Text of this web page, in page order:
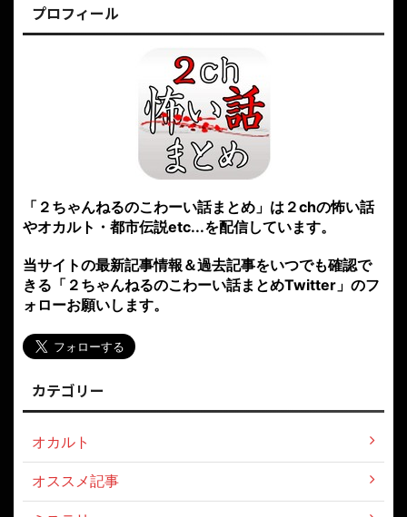
プロフィール
「２ちゃんねるのこわーい話まとめ」は２chの怖い話
やオカルト・都市伝説etc...を配信しています。
当サイトの最新記事情報＆過去記事をいつでも確認で
きる「２ちゃんねるのこわーい話まとめTwitter」のフ
ォローお願いします。
カテゴリー
オカルト
オススメ記事